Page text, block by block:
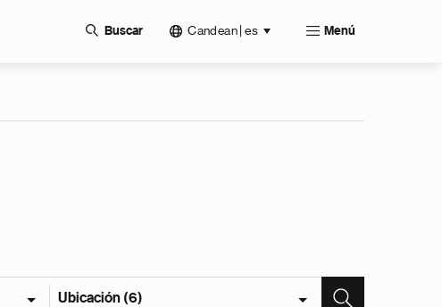
Buscar Candean | es Menú
Ubicación (6)